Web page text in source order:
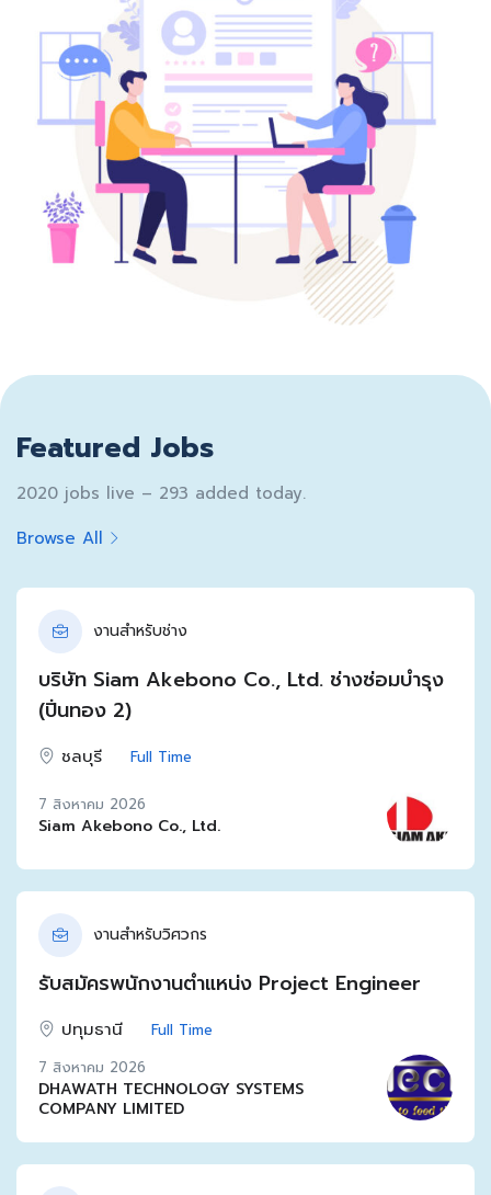
Featured Jobs
2020 jobs live – 293 added today.
Browse All
งานสำหรับช่าง
บริษัท Siam Akebono Co., Ltd. ช่างซ่อมบำรุง
(ปิ่นทอง 2)
ชลบุรี Full Time
7 สิงหาคม 2026
Siam Akebono Co., Ltd.
งานสำหรับวิศวกร
รับสมัครพนักงานตำแหน่ง Project Engineer
ปทุมธานี
Full Time
7 สิงหาคม 2026
DHAWATH TECHNOLOGY SYSTEMS
COMPANY LIMITED